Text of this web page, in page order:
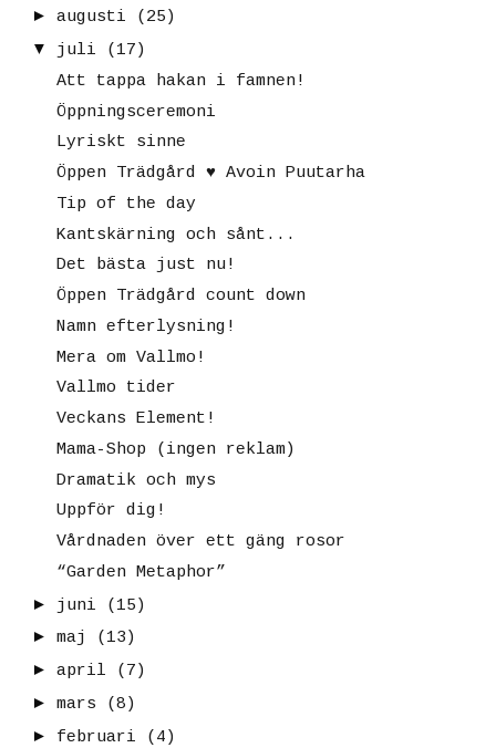
► augusti
(25)
▼
juli
(17)
Att tappa hakan i famnen!
Öppningsceremoni
Lyriskt sinne
Öppen Trädgård ♥ Avoin Puutarha
Tip of the day
Kantskärning och sånt...
Det bästa just nu!
Öppen Trädgård count down
Namn efterlysning!
Mera om Vallmo!
Vallmo tider
Veckans Element!
Mama-Shop (ingen reklam)
Dramatik och mys
Uppför dig!
Vårdnaden över ett gäng rosor
“Garden Metaphor”
► juni
(15)
► maj
(13)
► april
(7)
► mars
(8)
► februari
(4)